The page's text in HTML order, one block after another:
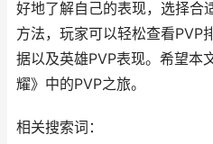
好地了解自己的表现，选择合
方法，玩家可以轻松查看PVP
据以及英雄PVP表现。希望本
耀》中的PVP之旅。
相关搜索词：